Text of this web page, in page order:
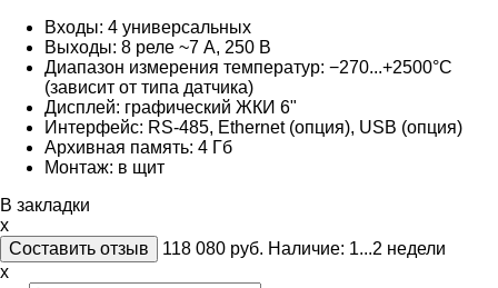
Входы: 4 универсальных
Выходы: 8 реле ~7 А, 250 В
Диапазон измерения температур: −270...+2500°С
(зависит от типа датчика)
Дисплей: графический ЖКИ 6"
Интерфейс: RS-485, Ethernet (опция), USB (опция)
Архивная память: 4 Гб
Монтаж: в щит
В закладки
x
Составить отзыв
118 080 руб. Наличие: 1...2 недели
х